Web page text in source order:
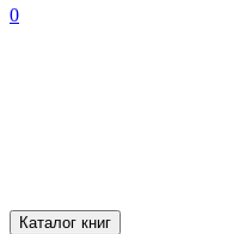
0
Каталог книг